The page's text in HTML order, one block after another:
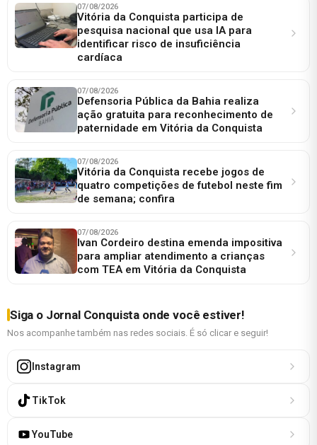
07/08/2026
Vitória da Conquista participa de
pesquisa nacional que usa IA para
identificar risco de insuficiência
cardíaca
07/08/2026
Defensoria Pública da Bahia realiza
ação gratuita para reconhecimento de
paternidade em Vitória da Conquista
07/08/2026
Vitória da Conquista recebe jogos de
quatro competições de futebol neste fim
de semana; confira
07/08/2026
Ivan Cordeiro destina emenda impositiva
para ampliar atendimento a crianças
com TEA em Vitória da Conquista
Siga o Jornal Conquista onde você estiver!
Nos acompanhe também nas redes sociais. É só clicar e seguir!
Instagram
TikTok
YouTube